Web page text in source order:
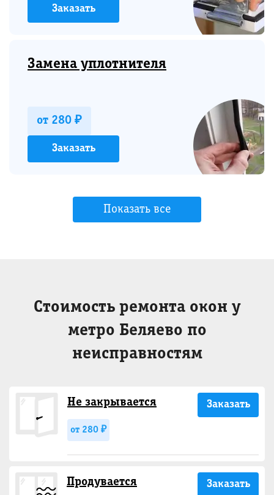
Заказать
Замена уплотнителя
от 280 ₽
Заказать
Показать все
Стоимость ремонта окон у
метро Беляево по
неисправностям
Не закрывается
от 280 ₽
Заказать
Продувается Заказать